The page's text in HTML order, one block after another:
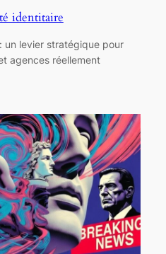
identitaire
un levier stratégique pour
agences réellement